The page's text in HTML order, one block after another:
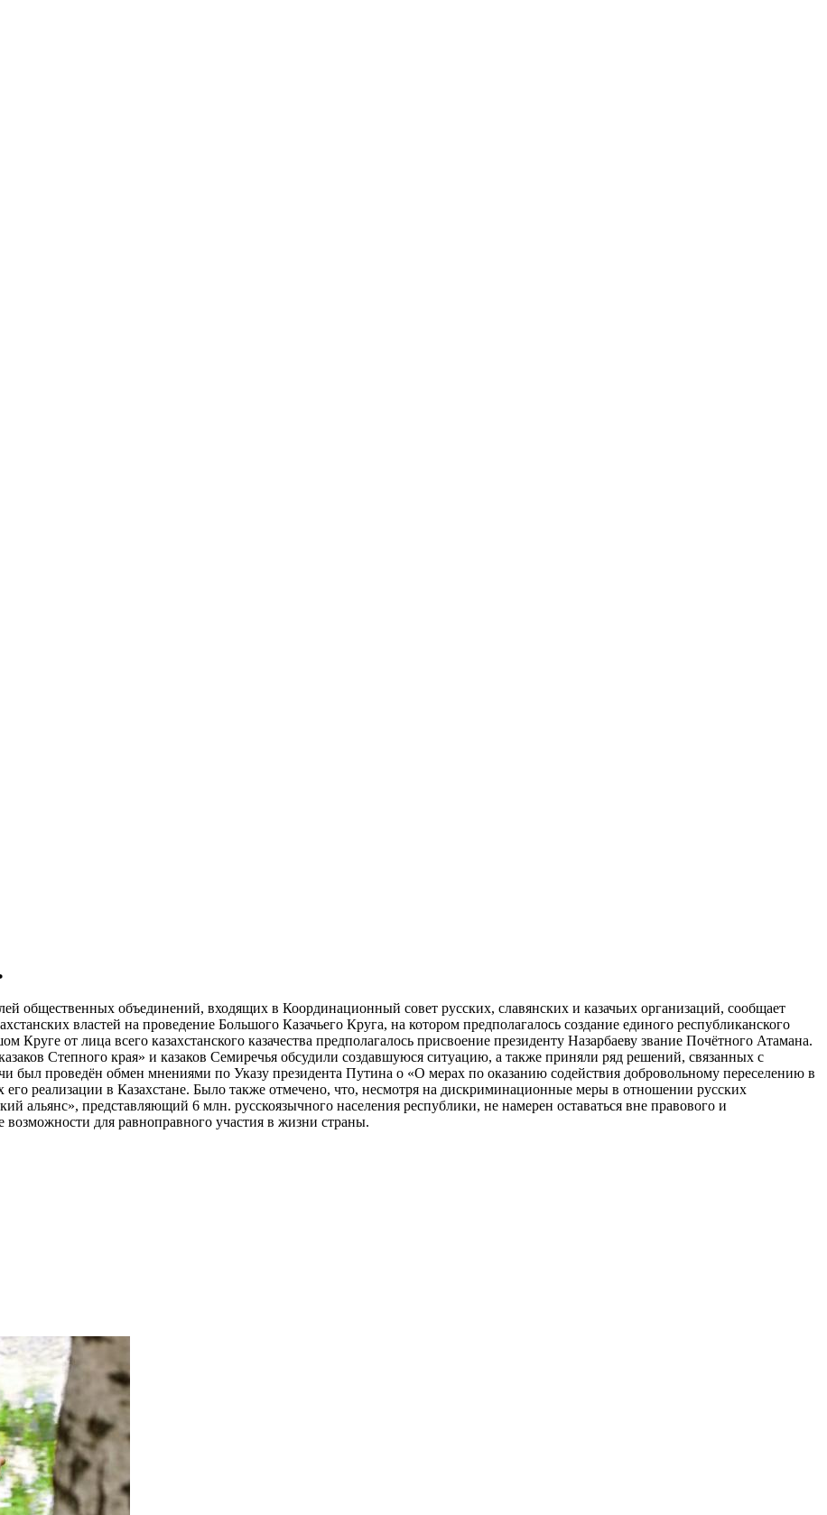
общественных объединений, входящих в Координационный совет русских, славянских и казачьих организаций, сообщает
властей на проведение Большого Казачьего Круга, на котором предполагалось создание единого республиканского
Круге от лица всего казахстанского казачества предполагалось присвоение президенту Назарбаеву звание Почётного Атамана.
Степного края» и казаков Семиречья обсудили создавшуюся ситуацию, а также приняли ряд решений, связанных с
был проведён обмен мнениями по Указу президента Путина о «О мерах по оказанию содействия добровольному переселению в
реализации в Казахстане. Было также отмечено, что, несмотря на дискриминационные меры в отношении русских
альянс», представляющий 6 млн. русскоязычного населения республики, не намерен оставаться вне правового и
возможности для равноправного участия в жизни страны.